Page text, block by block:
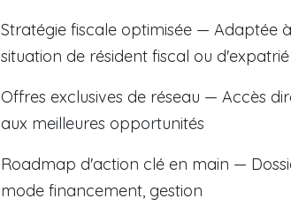
Stratégie fiscale optimisée — Adaptée
situation de résident fiscal ou d'expatrié
Offres exclusives de réseau — Accès
aux meilleures opportunités
Roadmap d'action clé en main —
mode financement, gestion